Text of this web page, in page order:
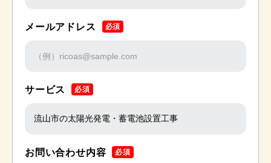
メールアドレス 必須
サービス 必須
お問い合わせ内容 必須